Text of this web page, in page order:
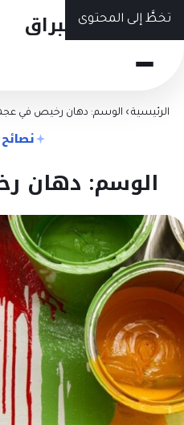
تخطَّ إلى المحتوى
شركة البراق
الرئيسية › الوسم: دهان رخيص في
الوسم: دهان